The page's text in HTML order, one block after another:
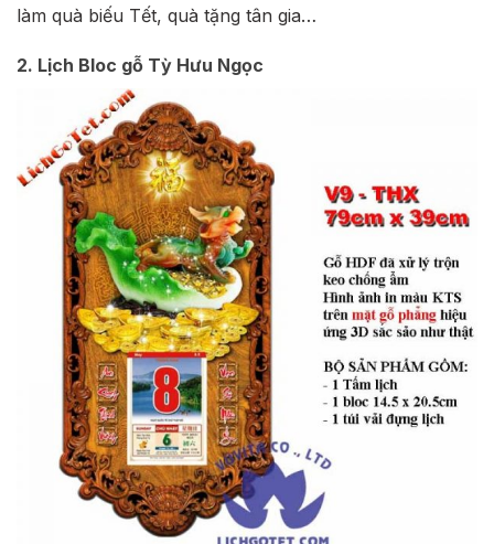
làm quà biếu Tết, quà tặng tân gia…
2. Lịch Bloc gỗ Tỳ Hưu Ngọc